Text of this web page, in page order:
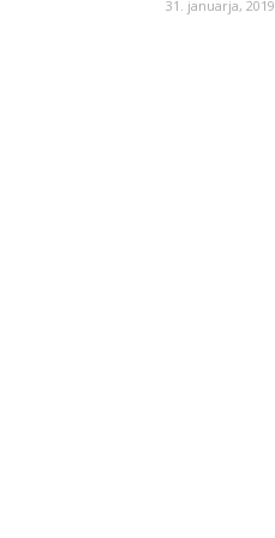
31. januarja, 2019